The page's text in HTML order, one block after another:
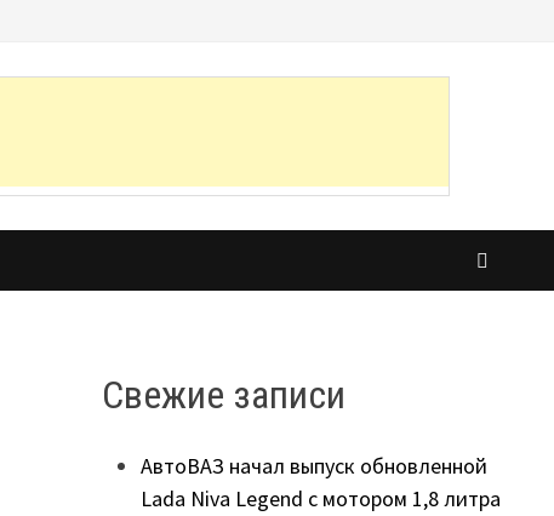
Свежие записи
АвтоВАЗ начал выпуск обновленной
Lada Niva Legend с мотором 1,8 литра